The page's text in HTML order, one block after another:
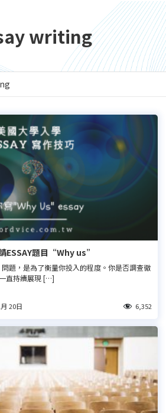
writing
ESSAY題目“Why us”
題，是為了衡量你投入的程度。你是否調查徹
直持續展現 […]
20日 6,352